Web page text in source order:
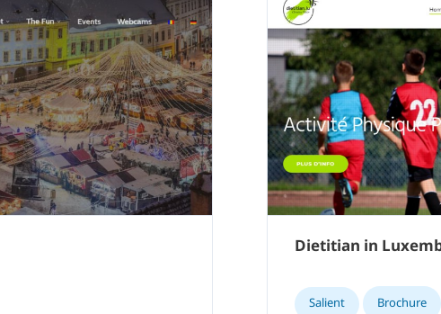
Dietitian in
Salient Brochure